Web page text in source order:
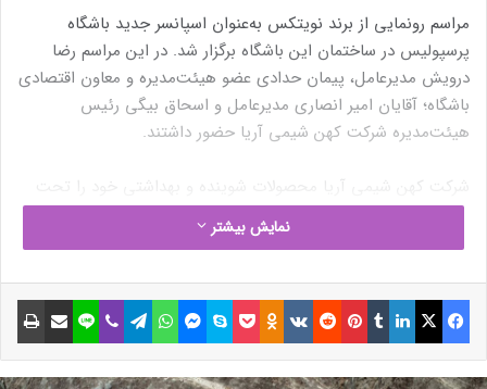
مراسم رونمایی از برند نویتکس به‌عنوان اسپانسر جدید باشگاه
پرسپولیس در ساختمان این باشگاه برگزار شد. در این مراسم رضا
درویش مدیرعامل، پیمان حدادی عضو هیئت‌مدیره و معاون اقتصادی
باشگاه؛ آقایان امیر انصاری مدیرعامل و اسحاق بیگی رئیس
هیئت‌مدیره شرکت کهن شیمی آریا حضور داشتند.
شرکت کهن شیمی آریا محصولات شوینده و بهداشتی خود را تحت
برند نویتکسبه بازار عرضه می‌کند. این برند پیش از این سید جلال
حسینی، فوتبالیست سابق باشگاه پرسپولیس و تیم ملی ایران را
طی این رویداد علاوه‌بر امضای تفاهم‌نامه و قرارداد همکاری، درباره
فرصت‌های موجود و نحوه بهره‌برداری از آن‌ها نیز صحبت‌هایی به
میان آمد تا این همکاری در نهایت به نفع مردم و طرفداران باشگاه
نمایش بیشتر
فیسبوک ایکس لینکداین تامبلر پینتریست Reddit
VKontakte
Odnoklassniki پاکت اسکایپ مسنجر واتس آپ تلگرام وایبر لاین اشتراک گذاری با ایمیل